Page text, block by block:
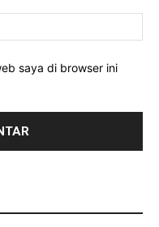
saya di browser ini